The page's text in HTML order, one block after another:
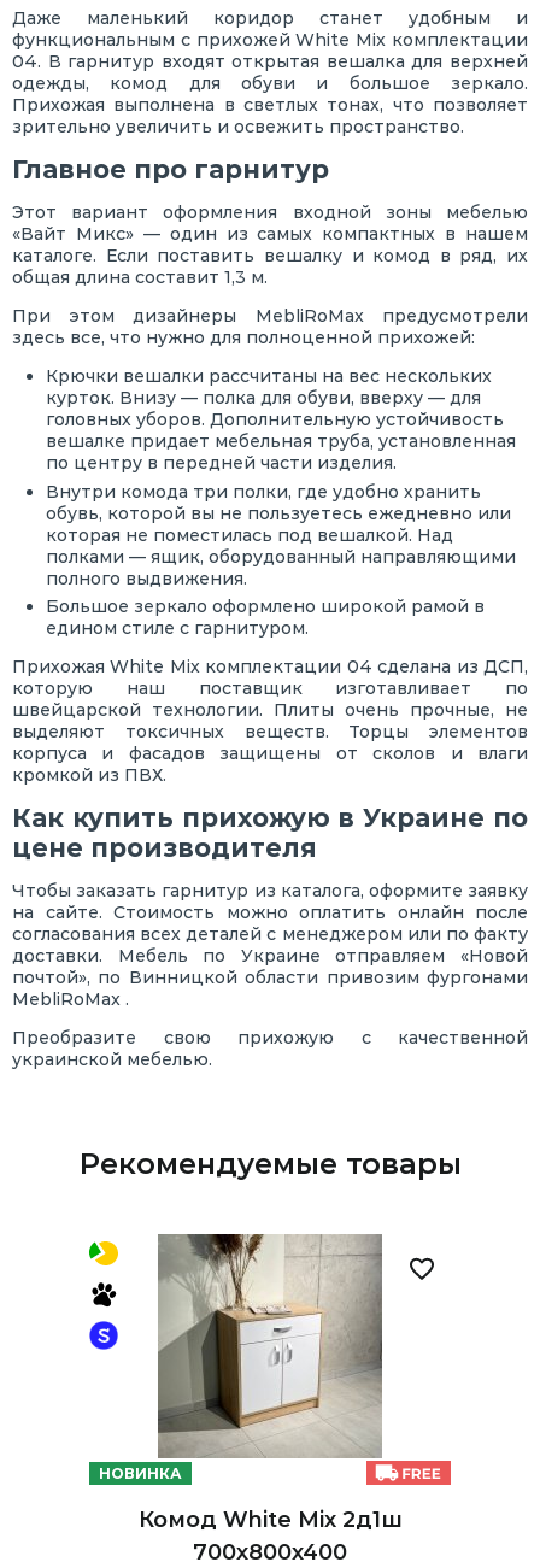
Даже маленький коридор станет удобным и
функциональным с прихожей White Mix комплектации
04. В гарнитур входят открытая вешалка для верхней
одежды, комод для обуви и большое зеркало.
Прихожая выполнена в светлых тонах, что позволяет
зрительно увеличить и освежить пространство.
Главное про гарнитур
Этот вариант оформления входной зоны мебелью
«Вайт Микс» — один из самых компактных в нашем
каталоге. Если поставить вешалку и комод в ряд, их
общая длина составит 1,3 м.
При этом дизайнеры MebliRoMax предусмотрели
здесь все, что нужно для полноценной прихожей:
Крючки вешалки рассчитаны на вес нескольких
курток. Внизу — полка для обуви, вверху — для
головных уборов. Дополнительную устойчивость
вешалке придает мебельная труба, установленная
по центру в передней части изделия.
Внутри комода три полки, где удобно хранить
обувь, которой вы не пользуетесь ежедневно или
которая не поместилась под вешалкой. Над
полками — ящик, оборудованный направляющими
полного выдвижения.
Большое зеркало оформлено широкой рамой в
едином стиле с гарнитуром.
Прихожая White Mix комплектации 04 сделана из ДСП,
которую наш поставщик изготавливает по
швейцарской технологии. Плиты очень прочные, не
выделяют токсичных веществ. Торцы элементов
корпуса и фасадов защищены от сколов и влаги
кромкой из ПВХ.
Как купить прихожую в Украине по
цене производителя
Чтобы заказать гарнитур из каталога, оформите заявку
на сайте. Стоимость можно оплатить онлайн после
согласования всех деталей с менеджером или по факту
доставки. Мебель по Украине отправляем «Новой
почтой», по Винницкой области привозим фургонами
MebliRoMax .
Преобразите свою прихожую с качественной
украинской мебелью.
Рекомендуемые товары
НОВИНКА
Комод White Mix 2д1ш
700х800х400